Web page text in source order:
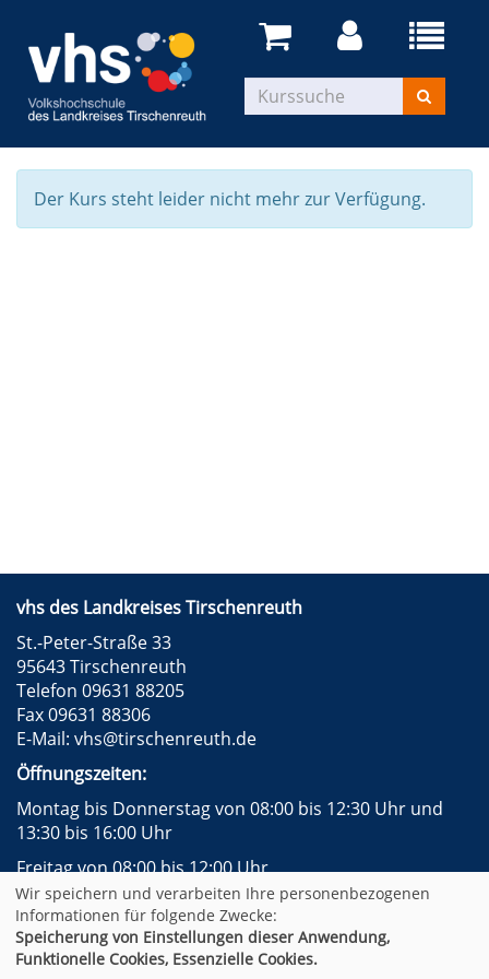
Der Kurs steht leider nicht mehr zur Verfügung.
vhs des Landkreises Tirschenreuth
St.-Peter-Straße 33
95643 Tirschenreuth
Telefon 09631 88205
Fax 09631 88306
E-Mail: vhs@tirschenreuth.de
Öffnungszeiten:
Montag bis Donnerstag von 08:00 bis 12:30 Uhr und
13:30 bis 16:00 Uhr
Freitag von 08:00 bis 12:00 Uhr
Facebook
Instagram
Impressum
AGB
Datenschutzerklärung
Widerrufsformular
Newsletter
Sitemap
Wir speichern und verarbeiten Ihre personenbezogenen
Informationen für folgende Zwecke:
Speicherung von Einstellungen dieser Anwendung,
Funktionelle Cookies, Essenzielle Cookies.